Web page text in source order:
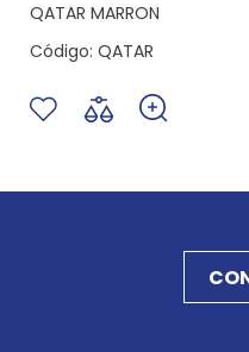
QATAR MARRON
Código: QATAR